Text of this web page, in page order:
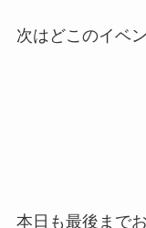
次はどこのイベ
本日も最後まで